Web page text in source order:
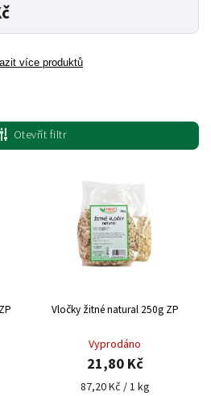
více produktů
Otevřít filtr
Vločky žitné natural 250g ZP
Vyprodáno
21,80 Kč
87,20 Kč / 1 kg